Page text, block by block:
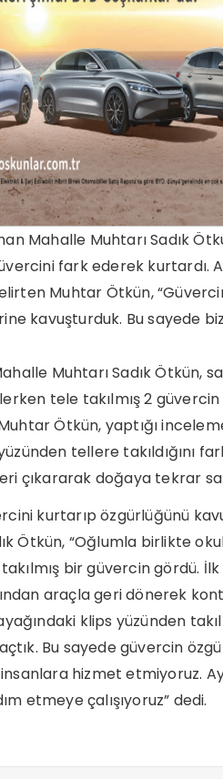
Mahalle Muhtarı Sadık
fark ederek kurtardı.
Muhtar Ötkün,
kavuşturduk. Bu sayede
Muhtarı Sadık Ötkün,
tele takılmış 2
Ötkün, yaptığı
tellere takıldığını
çıkararak doğaya tekrar
kurtarıp özgürlüğünü
Ötkün, “Oğlumla birlikte
bir güvercin gördü.
araçla geri dönerek
klips yüzünden
Bu sayede güvercin
hizmet etmiyoruz.
etmeye çalışıyoruz” dedi.